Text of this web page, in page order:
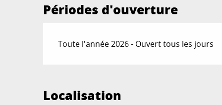
Périodes d'ouverture
Toute l'année 2026 - Ouvert tous les jours
Localisation